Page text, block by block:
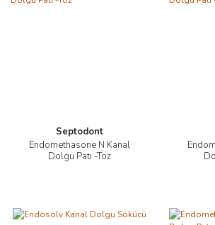
Septodont
Endomethasone N Kanal
Dolgu Patı -Toz